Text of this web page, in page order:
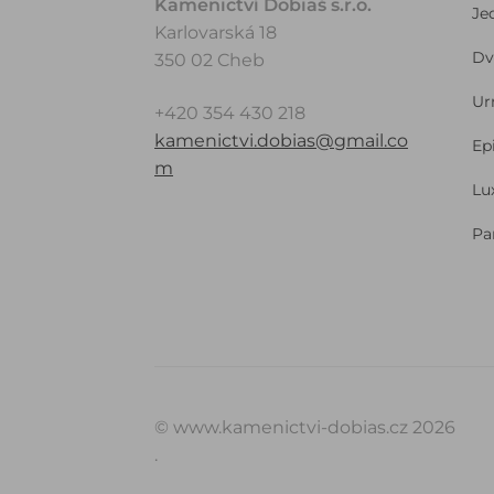
Kamenictví Dobiaš s.r.o.
Karlovarská 18
350 02 Cheb
+420 354 430 218
kamenictvi.dobias@gmail.co
m
© www.kamenictvi-dobias.cz 2026
.